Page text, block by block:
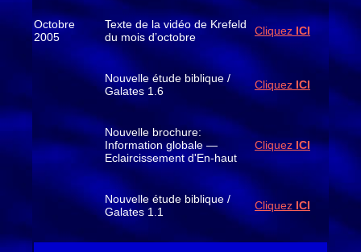
Octobre
2005
Texte de la vidéo de Krefeld
du mois d’octobre
Cliquez ICI
Nouvelle étude biblique /
Galates 1.6
Cliquez ICI
Nouvelle brochure:
Information globale —
Eclaircissement d'En-haut
CliquezICI
Nouvelle étude biblique /
Galates 1.1
Cliquez ICI